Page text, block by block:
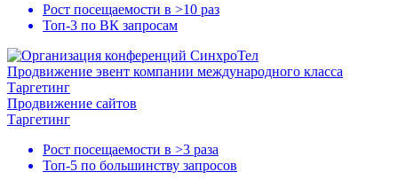
Рост посещаемости в >10 раз
Топ-3 по ВК запросам
Продвижение эвент компании международного класса
Таргетинг
Продвижение сайтов
Таргетинг
Рост посещаемости в >3 раза
Топ-5 по большинству запросов